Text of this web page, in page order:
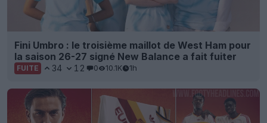
Fini Umbro : le troisième maillot de West Ham pour
la saison 26-27 signé New Balance a fait fuiter
FUITE 34 12 0 10.1K 1h